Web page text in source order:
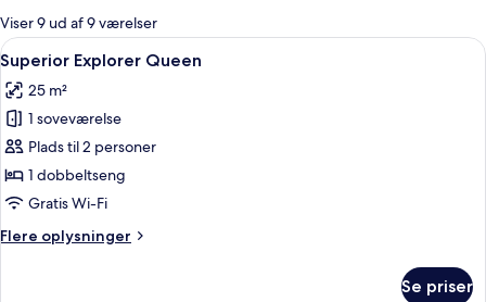
for
værelser
Viser 9 ud af 9 værelser
Indlæs
alle
billeder
af
Superior
Explorer
Queen
Et hotelværelse med en stor seng,
7
Superior Explorer Queen
25 m²
1 soveværelse
Plads til 2 personer
1 dobbeltseng
Gratis Wi-Fi
Flere oplysninger
Flere
Se priser